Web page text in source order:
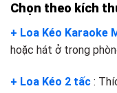
Chọn theo kích
+ Loa Kéo Karaoke
hoặc hát ở trong
+ Loa Kéo 2 tấc :